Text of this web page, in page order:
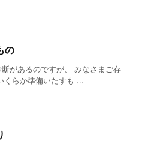
の
があるのですが、 みなさまご存
くらか準備いたすも ...